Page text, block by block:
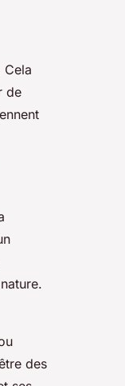
Cela
de
des